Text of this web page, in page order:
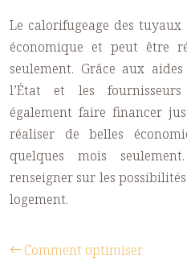
Le calorifugeage des
économique et peut être
seulement. Grâce aux
l’État et les fournisseurs
également faire financer
réaliser de belles
quelques mois
renseigner sur les
logement.
Comment optimiser